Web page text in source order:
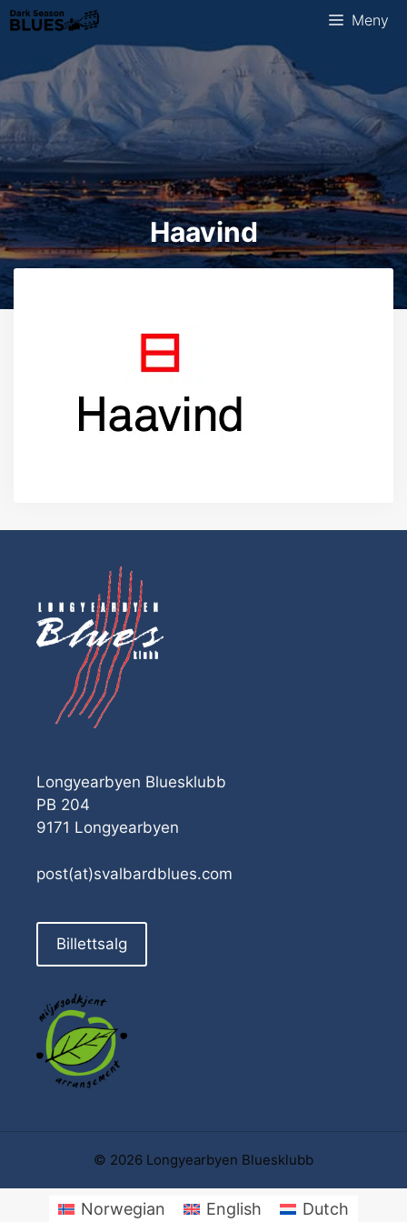
Hopp
til
Meny
Haavind
Longyearbyen Bluesklubb
PB 204
9171 Longyearbyen
post(at)svalbardblues.com
Billettsalg
© 2026 Longyearbyen Bluesklubb
Norwegian English Dutch